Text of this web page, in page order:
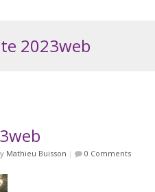
2023web
Mathieu Buisson | 0 Comments